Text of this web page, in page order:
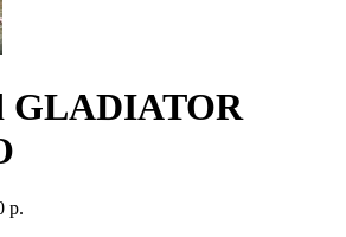
GLADIATOR
р.